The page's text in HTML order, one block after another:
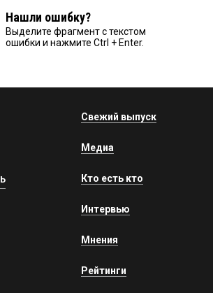
Нашли ошибку?
Выделите фрагмент с текстом
ошибки и нажмите Ctrl + Enter.
Свежий выпуск
Медиа
Кто есть кто
Интервью
Мнения
Рейтинги